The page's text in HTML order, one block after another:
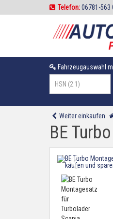
Telefon:06781-563
Fahrzeugauswahl
Weiter einkaufen
BE